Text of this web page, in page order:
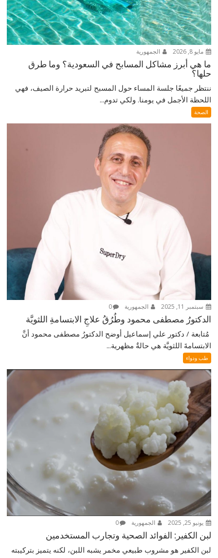
مايو 8, 2026 الجمهورية
ما هي أبرز مشاكل المسابح في السعودية؟ وما طرق
حلها؟
ننتظر جميعًا جلسة المساء حول المسبح لتبريد حرارة الصيف، فهي
اللحظة الأجمل في يومنا. ولكي تدوم...
الصحة
سبتمبر 11, 2025 الجمهورية 0
الدكتورُ مصطفى محمود وطُرُقُ علاجِ الابتسامةِ اللثويَّة
‎ ‎مُتابعة / دكتور علي إسماعيل ‎أوضح الدكتورُ مصطفى محمود أنَّ
الابتسامةَ اللثويَّة هي حالةٌ مظهرية...
طب ودواء
يونيو 25, 2025 الجمهورية 0
لبن الكفير: الفوائد الصحية وتجارب المستخدمين
لبن الكفير هو مشروب طبيعي مخمر يشبه اللبن، لكنه يتميز بتركيبته